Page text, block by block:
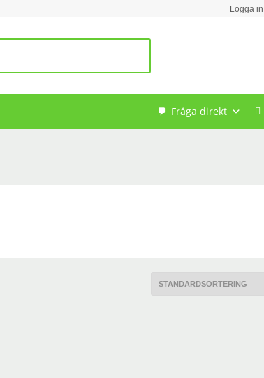
Logga in
Fråga direkt